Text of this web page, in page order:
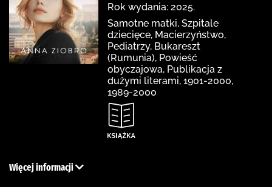
Rok wydania: 2025.
Samotne matki, Szpitale
dziecięce, Macierzyństwo,
Pediatrzy, Bukareszt
(Rumunia), Powieść
obyczajowa, Publikacja z
dużymi literami, 1901-2000,
1989-2000
Więcej informacji